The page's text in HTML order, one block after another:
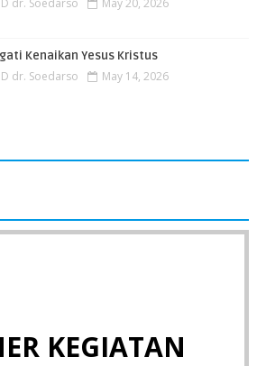
Kenaikan Yesus Kristus
dr. Soedarso May 14, 2026
KEGIATAN